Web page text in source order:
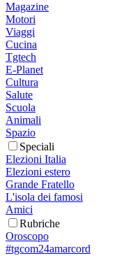
Magazine
Motori
Viaggi
Cucina
Tgtech
E-Planet
Cultura
Salute
Scuola
Animali
Spazio
Speciali
Elezioni Italia
Elezioni estero
Grande Fratello
L'isola dei famosi
Amici
Rubriche
Oroscopo
#tgcom24amarcord